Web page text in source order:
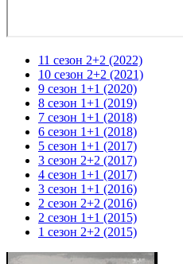
11 сезон 2+2 (2022)
10 сезон 2+2 (2021)
9 сезон 1+1 (2020)
8 сезон 1+1 (2019)
7 сезон 1+1 (2018)
6 сезон 1+1 (2018)
5 сезон 1+1 (2017)
3 сезон 2+2 (2017)
4 сезон 1+1 (2017)
3 сезон 1+1 (2016)
2 сезон 2+2 (2016)
2 сезон 1+1 (2015)
1 сезон 2+2 (2015)